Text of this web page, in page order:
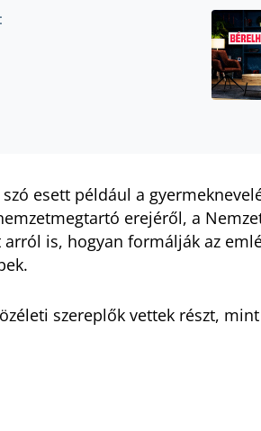
esett például a
erejéről, a
is, hogyan formálják az
szereplők vettek részt, mint